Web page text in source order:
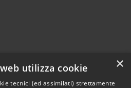
del sito
×
utilizza cookie
tecnici (ed assimilati) strettamente